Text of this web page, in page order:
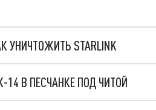
STARLINK
В ПЕСЧАНКЕ ПОД ЧИТОЙ